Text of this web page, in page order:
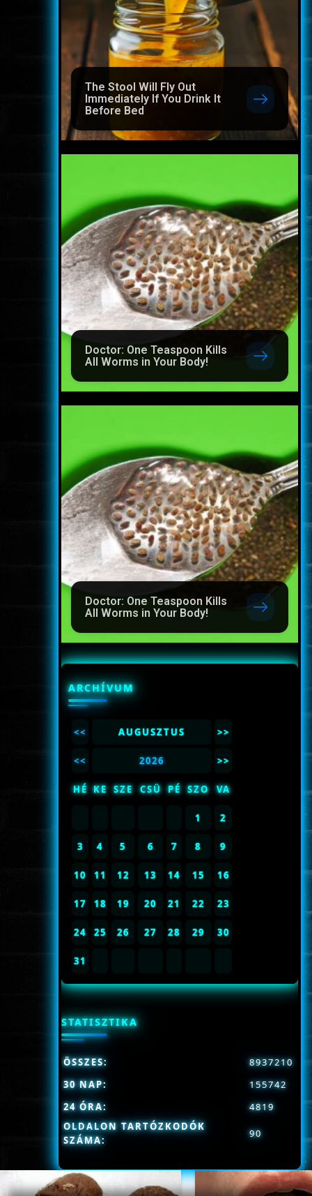
The Stool Will Fly Out
Immediately If You Drink It
Before Bed
Doctor: One Teaspoon Kills
All Worms in Your Body!
Doctor: One Teaspoon Kills
All Worms in Your Body!
ARCHÍVUM
<< AUGUSZTUS >>
<< 2026 >>
HÉ KE SZE CSÜ PÉ SZO VA
1 2
3 4 5 6 7 8 9
10 11 12 13 14 15 16
17 18 19 20 21 22 23
24 25 26 27 28 29 30
31
STATISZTIKA
OLDALON TARTÓZKODÓK
SZÁMA:
90
ÖSSZES:
8937210
30 NAP:
155742
24 ÓRA:
4819